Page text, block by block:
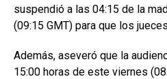
suspendió a las 04:15 de la
(09:15 GMT) para que los
Además, aseveró que la
15:00 horas de este viernes